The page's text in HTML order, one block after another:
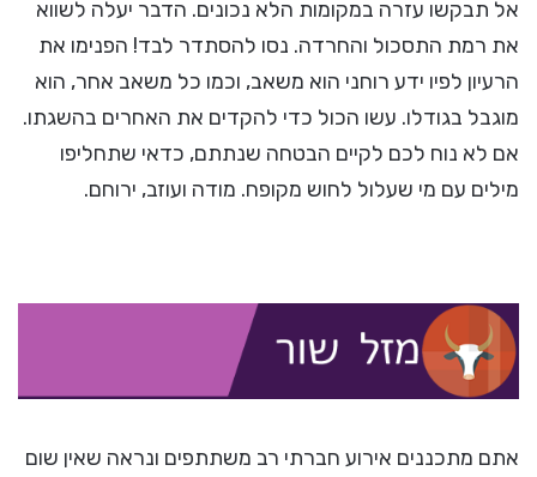
אל תבקשו עזרה במקומות הלא נכונים. הדבר יעלה לשווא
את רמת התסכול והחרדה. נסו להסתדר לבד! הפנימו את
הרעיון לפיו ידע רוחני הוא משאב, וכמו כל משאב אחר, הוא
מוגבל בגודלו. עשו הכול כדי להקדים את האחרים בהשגתו.
אם לא נוח לכם לקיים הבטחה שנתתם, כדאי שתחליפו
מילים עם מי שעלול לחוש מקופח. מודה ועוזב, ירוחם.
אתם מתכננים אירוע חברתי רב משתתפים ונראה שאין שום